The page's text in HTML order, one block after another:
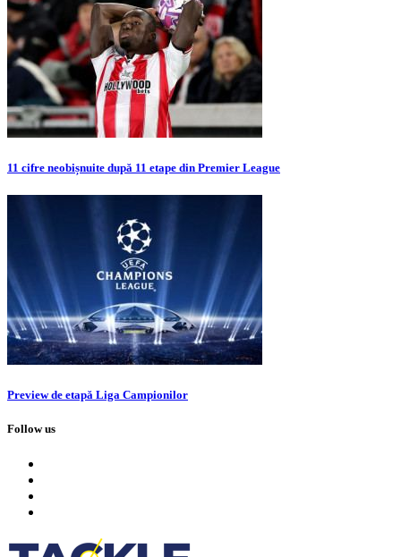
11 cifre neobișnuite după 11 etape din Premier League
Preview de etapă Liga Campionilor
Follow us